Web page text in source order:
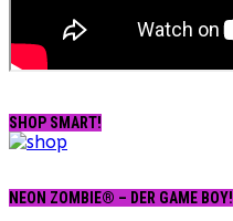
SHOP SMART!
NEON ZOMBIE® – DER GAME BOY!